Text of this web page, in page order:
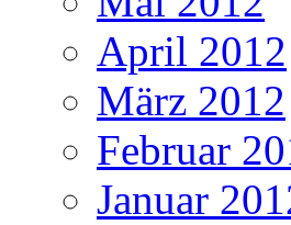
April 2012
März 2012
Februar
Januar